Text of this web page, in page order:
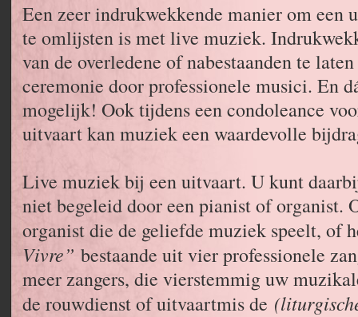
Een zeer indrukwekkende manier om
te omlijsten is met live muziek.
van de overledene of nabestaanden te
ceremonie door professionele musici. En
mogelijk! Ook tijdens een condoleance
uitvaart kan muziek een waardevolle
Live muziek bij een uitvaart. U kunt
niet begeleid door een pianist of organist.
organist die de geliefde muziek speelt, of
Vivre” bestaande uit vier professionele
meer zangers, die vierstemmig uw
de rouwdienst of uitvaartmis de